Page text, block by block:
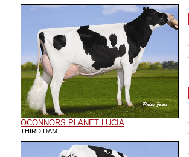
OCONNORS PLANET LUCIA
THIRD DAM